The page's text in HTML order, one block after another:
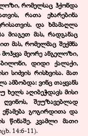
რომელსაც ჰქონდა
რათა ეხარებინა
და ხმამაღლა
მიაგეთ მას, რადგანაც
მას, რომელმაც შექმნა
მეორე ანგელოზი,
დიდი ქალაქი,
სიძვის რისხვისა. მათ
ამბობდა: ვინც თაყვანს
ხელს აღიბეჭდავს მისი
შეუზავებლად
ეწამება გოგირდითა და
წინაშე. კვამლი მათი
14:6-11).